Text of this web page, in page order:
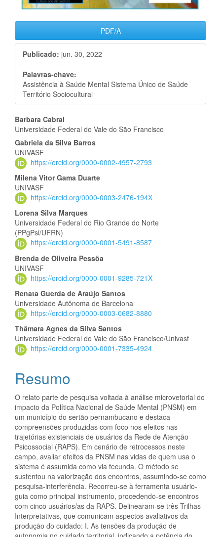
PDF/A
Publicado: jun. 30, 2022
Palavras-chave:
Assistência à Saúde Mental Sistema Único de Saúde
Território Sociocultural
Conteúdo
do
artigo
principal
Barbara Cabral
Universidade Federal do Vale do São Francisco
Gabriela da Silva Barros
UNIVASF
https://orcid.org/0000-0002-4957-2793
Milena Vitor Gama Duarte
UNIVASF
https://orcid.org/0000-0003-2476-194X
Lorena Silva Marques
Universidade Federal do Rio Grande do Norte
(PPgPsi/UFRN)
https://orcid.org/0000-0001-5491-8587
Brenda de Oliveira Pessôa
UNIVASF
https://orcid.org/0000-0001-9285-721X
Renata Guerda de Araújo Santos
Universidade Autônoma de Barcelona
https://orcid.org/0000-0003-0682-8880
Thâmara Agnes da Silva Santos
Universidade Federal do Vale do São Francisco/Univasf
https://orcid.org/0000-0001-7335-4924
Resumo
O relato parte de pesquisa voltada à análise microvetorial do
impacto da Política Nacional de Saúde Mental (PNSM) em
um município do sertão pernambucano e destaca
compreensões produzidas com foco nos efeitos nas
trajetórias existenciais de usuários da Rede de Atenção
Psicossocial (RAPS). Em cenário de retrocessos neste
campo, avaliar efeitos da PNSM nas vidas de quem usa o
sistema é assumida como via fecunda. O método se
sustentou na valorização dos encontros, assumindo-se como
pesquisa-interferência. Recorreu-se à ferramenta usuário-
guia como principal instrumento, procedendo-se encontros
com cinco usuários/as da RAPS. Delinearam-se três Trilhas
Interpretativas, que comunicam aspectos avaliativos da
produção do cuidado: I. As tensões da produção de